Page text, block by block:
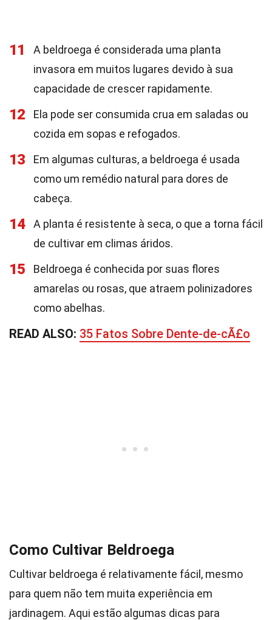
11
A beldroega é considerada uma planta
invasora em muitos lugares devido à sua
capacidade de crescer rapidamente.
12
Ela pode ser consumida crua em saladas ou
cozida em sopas e refogados.
13
Em algumas culturas, a beldroega é usada
como um remédio natural para dores de
cabeça.
14
A planta é resistente à seca, o que a torna fácil
de cultivar em climas áridos.
15
Beldroega é conhecida por suas flores
amarelas ou rosas, que atraem polinizadores
como abelhas.
READ ALSO: 35 Fatos Sobre Dente-de-cÃ£o
Como Cultivar Beldroega
Cultivar beldroega é relativamente fácil, mesmo
para quem não tem muita experiência em
jardinagem. Aqui estão algumas dicas para